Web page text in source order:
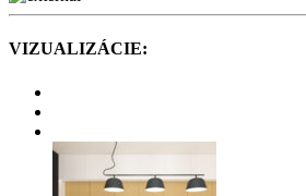
VIZUALIZÁCIE: